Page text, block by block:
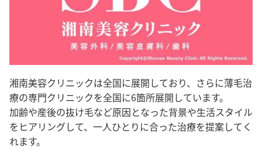
湘南美容クリニックは全国に展開しており、さらに薄毛治
療の専門クリニックを全国に6箇所展開しています。
加齢や産後の抜け毛など原因となった背景や生活スタイル
をヒアリングして、一人ひとりに合った治療を提案してく
れます。